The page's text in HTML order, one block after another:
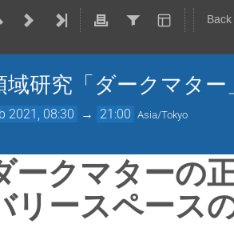
域研究「ダークマタ
2021, 08:30 → 21:00 Asia/Tokyo
ークマターの
リースペース